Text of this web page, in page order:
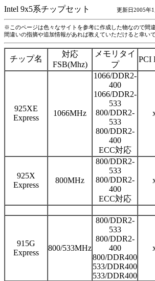
Intel 9x5系チップセット 更新日2005年1
※このページは色々なサイトを参考に作成した物なので間
間違いの指摘や追加情報があれば教えていただけると幸い
チップ名
対応
FSB(Mhz)
メモリタイ
プ
PCI
925XE
Express
1066MHz
1066/DDR2-
400
1066/DDR2-
533
800/DDR2-
533
800/DDR2-
400
ECC対応
925X
Express
800MHz
800/DDR2-
533
800/DDR2-
400
ECC対応
915G
Express
800/533MHz
800/DDR2-
533
800/DDR2-
400
800/DDR400
533/DDR400
533/DDR400